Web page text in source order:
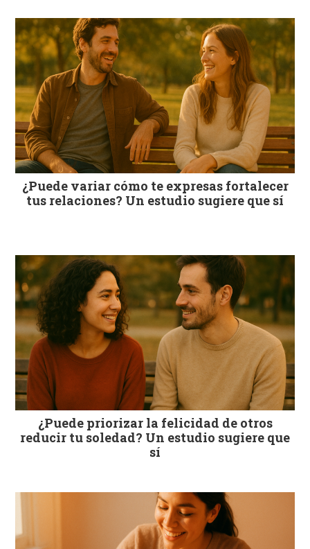
¿Puede variar cómo te expresas fortalecer
tus relaciones? Un estudio sugiere que sí
¿Puede priorizar la felicidad de otros
reducir tu soledad? Un estudio sugiere que
sí